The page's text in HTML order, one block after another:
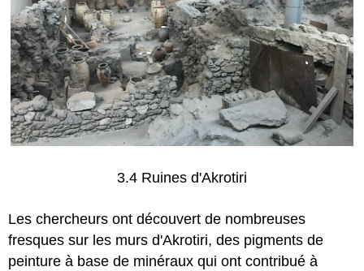
3.4 Ruines d'Akrotiri
Les chercheurs ont découvert de nombreuses
fresques sur les murs d'Akrotiri, des pigments de
peinture à base de minéraux qui ont contribué à